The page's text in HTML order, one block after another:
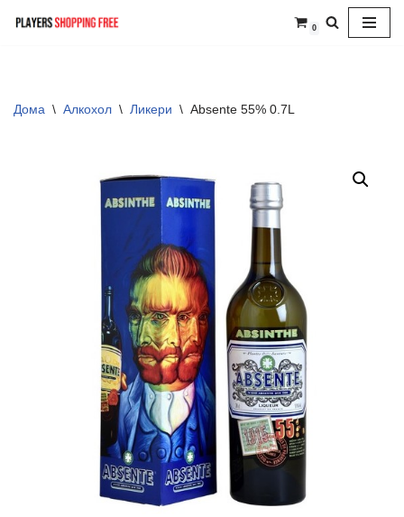
0
Дома \ Алкохол \ Ликери \ Absente 55% 0.7L